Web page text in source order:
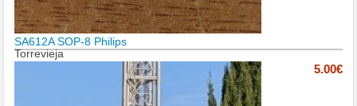
SA612A SOP-8 Philips
Torrevieja
5.00€